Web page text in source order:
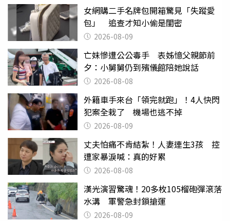
女網購二手名牌包開箱驚見「失蹤愛
包」 追查才知小偷是閨密
2026-08-09
亡妹慘遭公公毒手 表姊憶父親節前
夕：小舅舅仍到殯儀館陪她說話
2026-08-08
外籍車手來台「領完就跑」！4人快閃
犯案全栽了 機場也逃不掉
2026-08-09
丈夫怕痛不肯結紮！人妻連生3孩 控
遭家暴淚喊：真的好累
2026-08-08
漢光演習驚魂！20多枚105榴砲彈滾落
水溝 軍警急封鎖搶運
2026-08-09